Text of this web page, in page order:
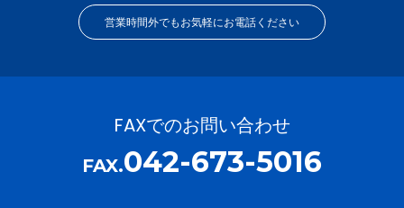
営業時間外でもお気軽にお電話ください
FAXでのお問い合わせ
FAX.042-673-5016